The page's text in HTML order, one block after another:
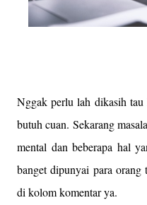
Nggak perlu lah dikasih
butuh cuan. Sekarang
mental dan beberapa hal
banget dipunyai para
di kolom komentar ya.